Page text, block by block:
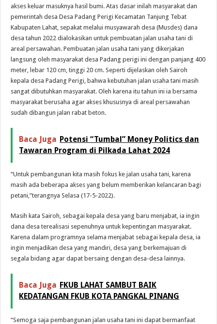
akses keluar masuknya hasil bumi. Atas dasar inilah masyarakat dan
pemerintah desa Desa Padang Perigi Kecamatan Tanjung Tebat
Kabupaten Lahat, sepakat melalui musyawarah desa (Musdes) dana
desa tahun 2022 dialokasikan untuk pembuatan jalan usaha tani di
areal persawahan. Pembuatan jalan usaha tani yang dikerjakan
langsung oleh masyarakat desa Padang perigi ini dengan panjang 400
meter, lebar 120 cm, tinggi 20 cm. Seperti dijelaskan oleh Sairoh
kepala desa Padang Perigi, bahwa kebutuhan jalan usaha tani masih
sangat dibutuhkan masyarakat. Oleh karena itu tahun ini ia bersama
masyarakat berusaha agar akses khususnya di areal persawahan
sudah dibangun jalan rabat beton.
Baca Juga Potensi “Tumbal” Money Politics dan
Tawaran Program di Pilkada Lahat 2024
“Untuk pembangunan kita masih fokus ke jalan usaha tani, karena
masih ada beberapa akses yang belum memberikan kelancaran bagi
petani,”terangnya Selasa (17-5-2022).
Masih kata Sairoh, sebagai kepala desa yang baru menjabat, ia ingin
dana desa terealisasi sepenuhnya untuk kepentingan masyarakat.
Karena dalam programnya selama menjabat sebagai kepala desa, ia
ingin menjadikan desa yang mandiri, desa yang berkemajuan di
segala bidang agar dapat bersaing dengan desa-desa lainnya.
Baca Juga FKUB LAHAT SAMBUT BAIK
KEDATANGAN FKUB KOTA PANGKAL PINANG
“Semoga saja pembangunan jalan usaha tani ini dapat bermanfaat